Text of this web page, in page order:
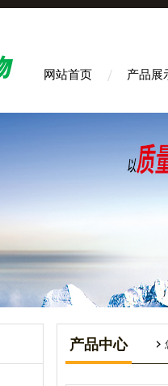
网站首页 产品展
产品中心